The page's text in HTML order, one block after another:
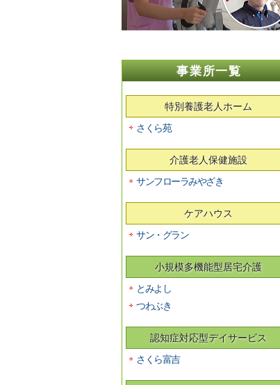
事業所一覧
特別養護老人ホーム
さくら苑
介護老人保健施設
サンフローラみやざき
ケアハウス
サン・グラン
小規模多機能型居宅介護
とみよし
つわぶき
認知症対応型デイサービス
さくら富吉